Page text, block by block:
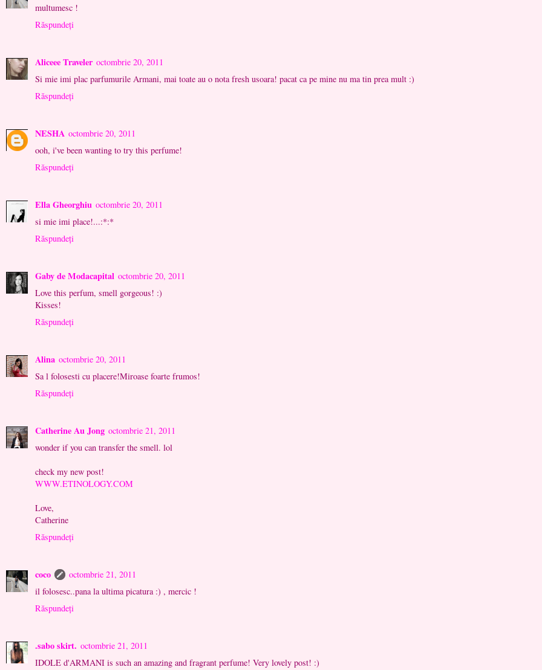
multumesc !
Răspundeți
Aliceee Traveler octombrie 20, 2011
Si mie imi plac parfumurile Armani, mai toate au o nota fresh usoara! pacat ca pe mine nu ma tin prea mult :)
Răspundeți
NESHA octombrie 20, 2011
ooh, i've been wanting to try this perfume!
Răspundeți
Ella Gheorghiu octombrie 20, 2011
si mie imi place!...:*:*
Răspundeți
Gaby de Modacapital octombrie 20, 2011
Love this perfum, smell gorgeous! :)
Kisses!
Răspundeți
Alina octombrie 20, 2011
Sa l folosesti cu placere!Miroase foarte frumos!
Răspundeți
Catherine Au Jong octombrie 21, 2011
wonder if you can transfer the smell. lol
check my new post!
WWW.ETINOLOGY.COM
Love,
Catherine
Răspundeți
coco
octombrie 21, 2011
il folosesc..pana la ultima picatura :) , mercic !
Răspundeți
.sabo skirt. octombrie 21, 2011
IDOLE d'ARMANI is such an amazing and fragrant perfume! Very lovely post! :)